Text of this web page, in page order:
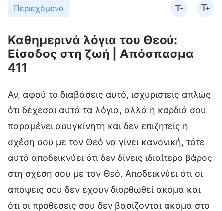
Περιεχόμενα
Καθημερινά λόγια του Θεού:
Είσοδος στη ζωή | Απόσπασμα
411
Αν, αφού το διαβάσεις αυτό, ισχυριστείς απλώς
ότι δέχεσαι αυτά τα λόγια, αλλά η καρδιά σου
παραμένει ασυγκίνητη και δεν επιζητείς η
σχέση σου με τον Θεό να γίνει κανονική, τότε
αυτό αποδεικνύει ότι δεν δίνεις ιδιαίτερο βάρος
στη σχέση σου με τον Θεό. Αποδεικνύει ότι οι
απόψεις σου δεν έχουν διορθωθεί ακόμα και
ότι οι προθέσεις σου δεν βασίζονται ακόμα στο